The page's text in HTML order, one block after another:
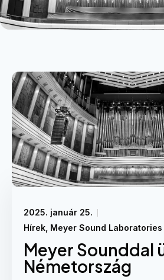
2025. január 25.
Hírek Meyer Sound Laboratories
Meyer Sounddal
Németország